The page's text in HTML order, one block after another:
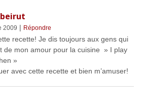
2009 | Répondre
recette! Je dis toujours aux gens qui
de mon amour pour la cuisine » I play
»
avec cette recette et bien m’amuser!